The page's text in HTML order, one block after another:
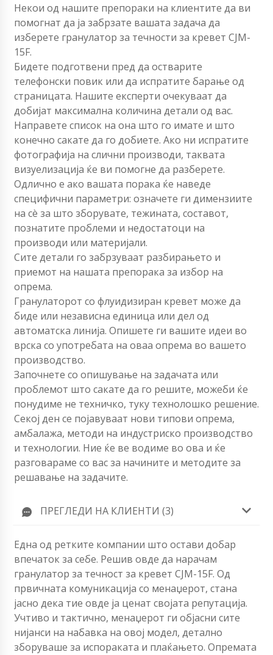
Некои од нашите препораки на клиентите да ви
помогнат да ја забрзате вашата задача да
изберете гранулатор за течности за кревет CJM-
15F.
Бидете подготвени пред да остварите
телефонски повик или да испратите барање од
страницата. Нашите експерти очекуваат да
добијат максимална количина детали од вас.
Направете список на она што го имате и што
конечно сакате да го добиете. Ако ни испратите
фотографија на слични производи, таквата
визуелизација ќе ви помогне да разберете.
Одлично е ако вашата порака ќе наведе
специфични параметри: означете ги димензиите
на сè за што зборувате, тежината, составот,
познатите проблеми и недостатоци на
производи или материјали.
Сите детали го забрзуваат разбирањето и
приемот на нашата препорака за избор на
опрема.
Гранулаторот со флуидизиран кревет може да
биде или независна единица или дел од
автоматска линија. Опишете ги вашите идеи во
врска со употребата на оваа опрема во вашето
производство.
Започнете со опишување на задачата или
проблемот што сакате да го решите, можеби ќе
понудиме не техничко, туку технолошко решение.
Секој ден се појавуваат нови типови опрема,
амбалажа, методи на индустриско производство
и технологии. Ние ќе ве водиме во ова и ќе
разговараме со вас за начините и методите за
решавање на задачите.
ПРЕГЛЕДИ НА КЛИЕНТИ (3)
Една од ретките компании што остави добар
впечаток за себе. Решив овде да нарачам
гранулатор за течност за кревет CJM-15F. Од
првичната комуникација со менаџерот, стана
јасно дека тие овде ја ценат својата репутација.
Учтиво и тактично, менаџерот ги објасни сите
нијанси на набавка на овој модел, детално
зборуваше за испораката и плаќањето. Опремата